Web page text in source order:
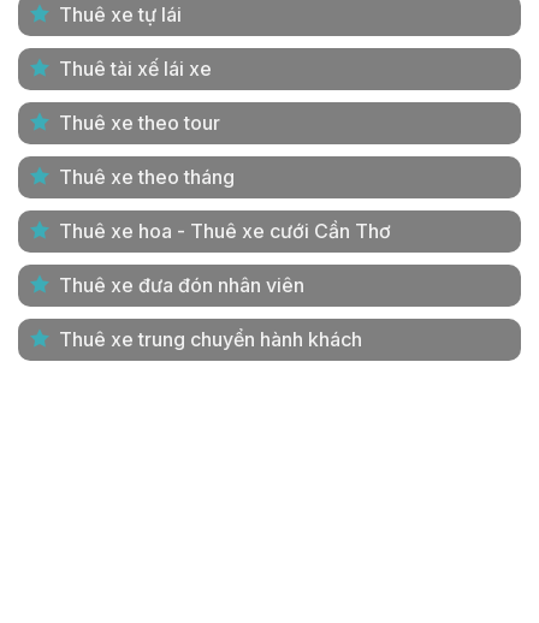
Thuê xe tự lái
Thuê tài xế lái xe
Thuê xe theo tour
Thuê xe theo tháng
Thuê xe hoa - Thuê xe cưới Cần Thơ
Thuê xe đưa đón nhân viên
Thuê xe trung chuyển hành khách